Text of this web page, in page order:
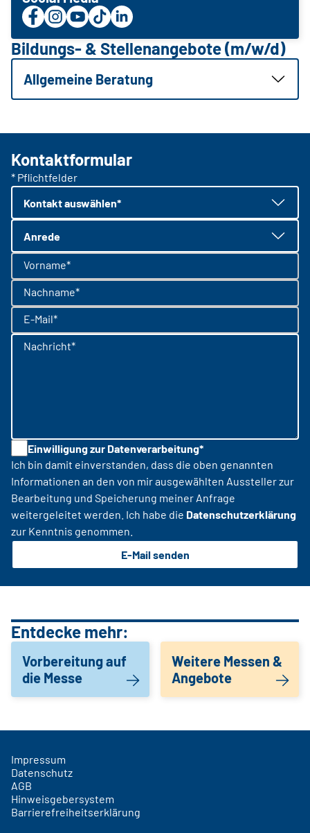
Bildungs- & Stellenangebote (m/w/d)
Allgemeine Beratung
Kontaktformular
* Pflichtfelder
Kontakt auswählen*
Anrede
Vorname*
Nachname*
E-Mail*
Nachricht*
Einwilligung zur Datenverarbeitung*
Ich bin damit einverstanden, dass die oben genannten
Informationen an den von mir ausgewählten Aussteller zur
Bearbeitung und Speicherung meiner Anfrage
weitergeleitet werden. Ich habe die Datenschutzerklärung
zur Kenntnis genommen.
E-Mail senden
Entdecke mehr:
Vorbereitung auf
die Messe
Weitere Messen &
Angebote
Impressum
Datenschutz
AGB
Hinweisgebersystem
Barrierefreiheitserklärung